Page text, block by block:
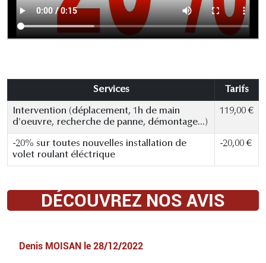
Services Tarifs
Intervention (déplacement, 1h de main
d'oeuvre, recherche de panne, démontage...)
119,00 €
-20% sur toutes nouvelles installation de
volet roulant éléctrique
-20,00 €
DÉCOUVREZ NOS AVIS
Denis MOISAN le 28/12/2022